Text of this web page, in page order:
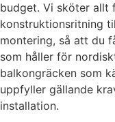
budget. Vi sköter allt
konstruktionsritning
montering, så att du
som håller för
balkongräcken som
uppfyller gällande
installation.